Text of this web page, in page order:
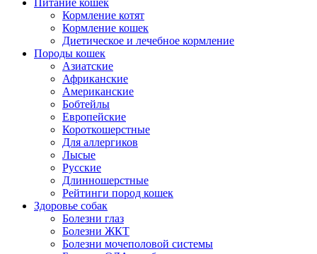
Питание кошек
Кормление котят
Кормление кошек
Диетическое и лечебное кормление
Породы кошек
Азиатские
Африканские
Американские
Бобтейлы
Европейские
Короткошерстные
Для аллергиков
Лысые
Русские
Длинношерстные
Рейтинги пород кошек
Здоровье собак
Болезни глаз
Болезни ЖКТ
Болезни мочеполовой системы